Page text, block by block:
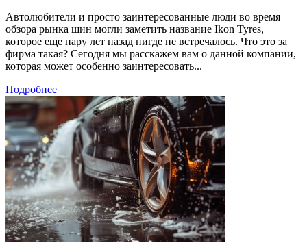
Автолюбители и просто заинтересованные люди во время
обзора рынка шин могли заметить название Ikon Tyres,
которое еще пару лет назад нигде не встречалось. Что это за
фирма такая? Сегодня мы расскажем вам о данной компании,
которая может особенно заинтересовать...
Подробнее